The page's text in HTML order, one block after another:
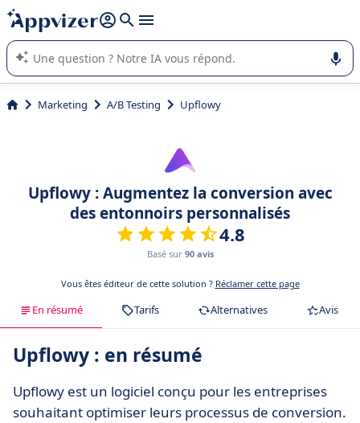
répondre (plusieurs lignes avec
L'IA de Appvizer vous guide dans l'utilisation ou la sélection de
logiciel SaaS en entreprise.
Marketing A/B Testing Upflowy
Upflowy : Augmentez la conversion avec
des entonnoirs personnalisés
4.8
Basé sur 90 avis
Vous êtes éditeur de cette solution ? Réclamer cette page
En résumé Tarifs Alternatives Avis
Upflowy : en résumé
Upflowy est un logiciel conçu pour les entreprises
souhaitant optimiser leurs processus de conversion.